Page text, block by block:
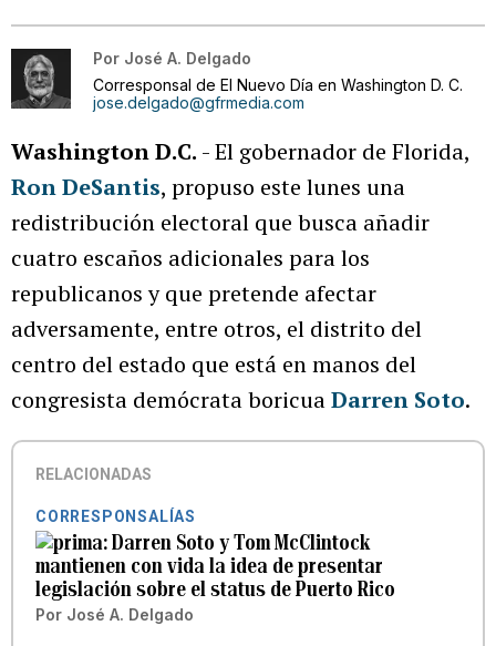
Por José A. Delgado
Corresponsal de El Nuevo Día en Washington D. C.
jose.delgado@gfrmedia.com
Washington D.C. - El gobernador de Florida,
Ron DeSantis, propuso este lunes una
redistribución electoral que busca añadir
cuatro escaños adicionales para los
republicanos y que pretende afectar
adversamente, entre otros, el distrito del
centro del estado que está en manos del
congresista demócrata boricuaDarren Soto.
RELACIONADAS
CORRESPONSALÍAS
Darren Soto y Tom McClintock
mantienen con vida la idea de presentar
legislación sobre el status de Puerto Rico
Por José A. Delgado